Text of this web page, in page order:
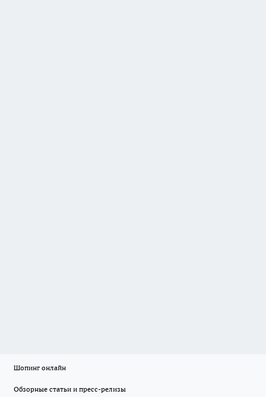
Шопинг онлайн
Обзорные статьи и пресс-релизы